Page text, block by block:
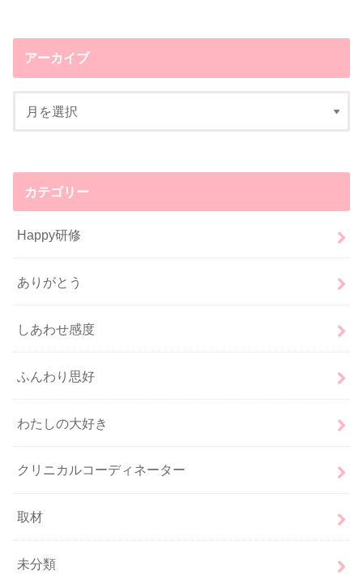
アーカイブ
カテゴリー
Happy研修
ありがとう
しあわせ感度
ふんわり思好
わたしの大好き
クリニカルコーディネーター
取材
未分類